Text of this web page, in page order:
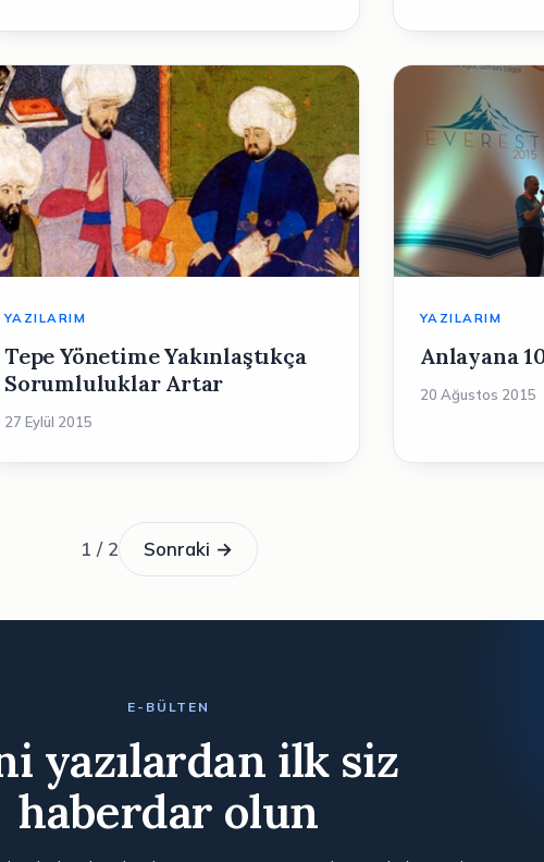
YAZILARIM
Tepe Yönetime Yakınlaştıkça
Sorumluluklar Artar
27 Eylül 2015
YAZILARIM
Anlayana
20 Ağustos 2015
1 / 2 Sonraki →
E-BÜLTEN
yazılardan ilk siz
haberdar olun